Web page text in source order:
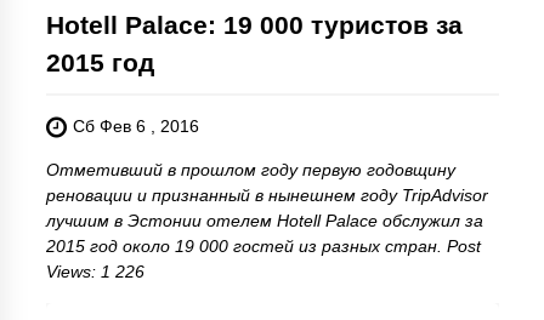
Hotell Palace: 19 000 туристов за
2015 год
Сб Фев 6 , 2016
Отметивший в прошлом году первую годовщину
реновации и признанный в нынешнем году TripAdvisor
лучшим в Эстонии отелем Hotell Palace обслужил за
2015 год около 19 000 гостей из разных стран. Post
Views: 1 226